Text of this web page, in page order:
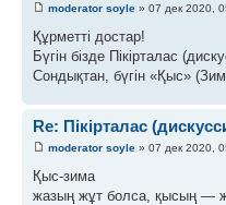
moderator soyle » 07 дек 2020,
Құрметті достар!
Бүгін бізде Пікірталас
Сондықтан, бүгін «Қыс»
Re: Пікірталас
moderator soyle » 07 дек 2020,
Қыс-зима
жазың жұт болса, қысың —